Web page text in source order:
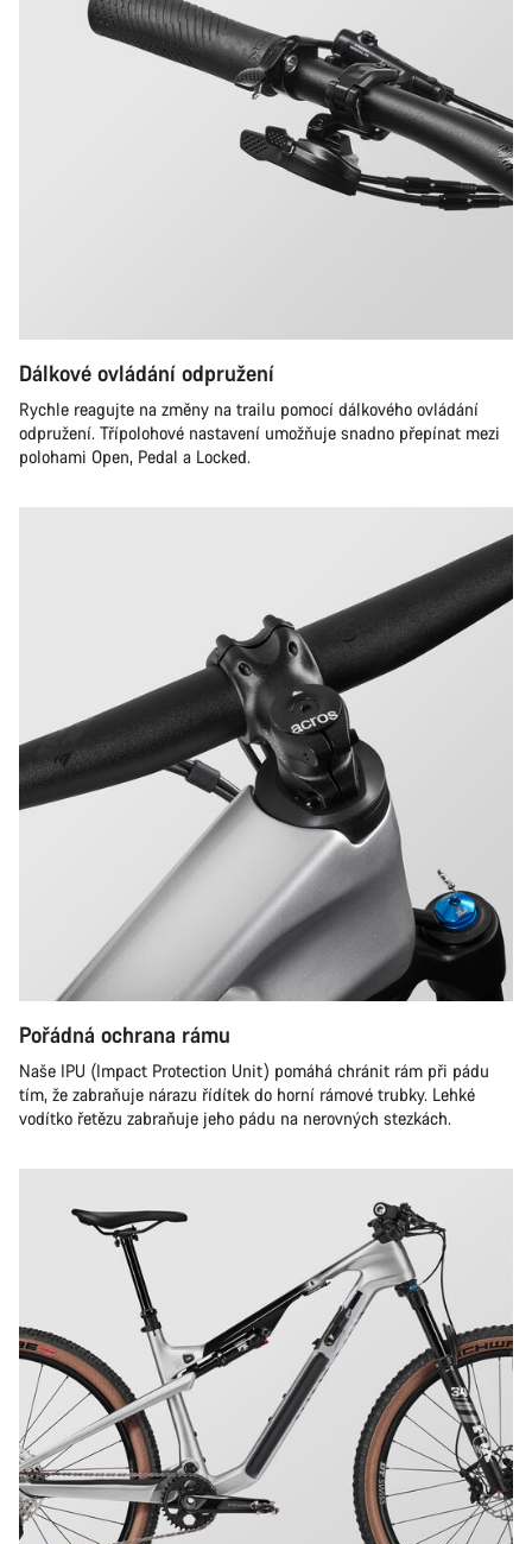
Dálkové ovládání odpružení
Rychle reagujte na změny na trailu pomocí dálkového ovládání
odpružení. Třípolohové nastavení umožňuje snadno přepínat mezi
polohami Open, Pedal a Locked.
Pořádná ochrana rámu
Naše IPU (Impact Protection Unit) pomáhá chránit rám při pádu
tím, že zabraňuje nárazu řídítek do horní rámové trubky. Lehké
vodítko řetězu zabraňuje jeho pádu na nerovných stezkách.